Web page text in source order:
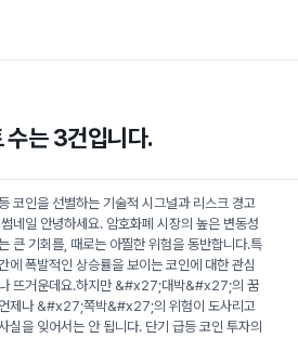
수는3건입니다.
코인을 선별하는 기술적 시그널과 리스크 경고
네일 안녕하세요. 암호화폐 시장의 높은 변동성
큰 기회를, 때로는 아찔한 위험을 동반합니다.특
에 폭발적인 상승률을 보이는 코인에 대한 관심
뜨거운데요.하지만 &#x27;대박&#x27;의 꿈
제나 &#x27;쪽박&#x27;의 위험이 도사리고
실을 잊어서는 안 됩니다. 단기 급등 코인 투자의